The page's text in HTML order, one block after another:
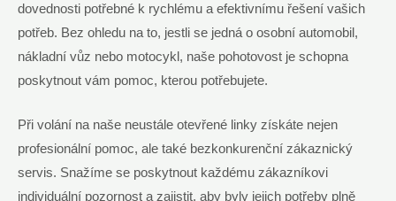
dovednosti potřebné k rychlému a efektivnímu řešení vašich
potřeb. Bez ohledu na to, jestli se jedná o osobní automobil,
nákladní vůz nebo motocykl, naše pohotovost je schopna
poskytnout vám pomoc, kterou potřebujete.
Při volání na naše neustále otevřené linky získáte nejen
profesionální pomoc, ale také bezkonkurenční zákaznický
servis. Snažíme se poskytnout každému zákazníkovi
individuální pozornost a zajistit, aby byly jejich potřeby plně